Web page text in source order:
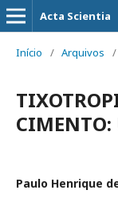
Acta Scientia
Início / Arquivos /
Paulo Henrique